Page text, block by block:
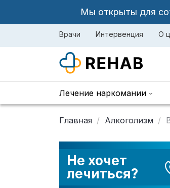
Мы открыты для
Врачи Интервенция О
Лечение наркомании
Главная Алкоголизм
Не хочет
лечиться?